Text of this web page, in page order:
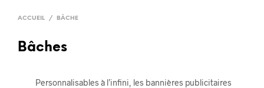
ACCUEIL / BÂCHE
Bâches
Personnalisables à l’infini, les bannières publicitaires